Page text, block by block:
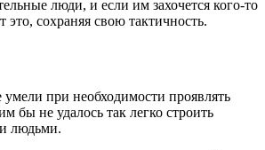
люди, и если им захочется кого-то
это, сохраняя свою тактичность.
при необходимости проявлять
бы не удалось так легко строить
людьми.